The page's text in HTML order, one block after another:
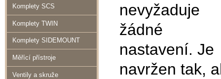
Komplety SCS
Komplety TWIN
Komplety SIDEMOUNT
Měřící přístroje
Ventily a skruže
nevyžaduje
žádné
nastavení. Je
navržen tak,